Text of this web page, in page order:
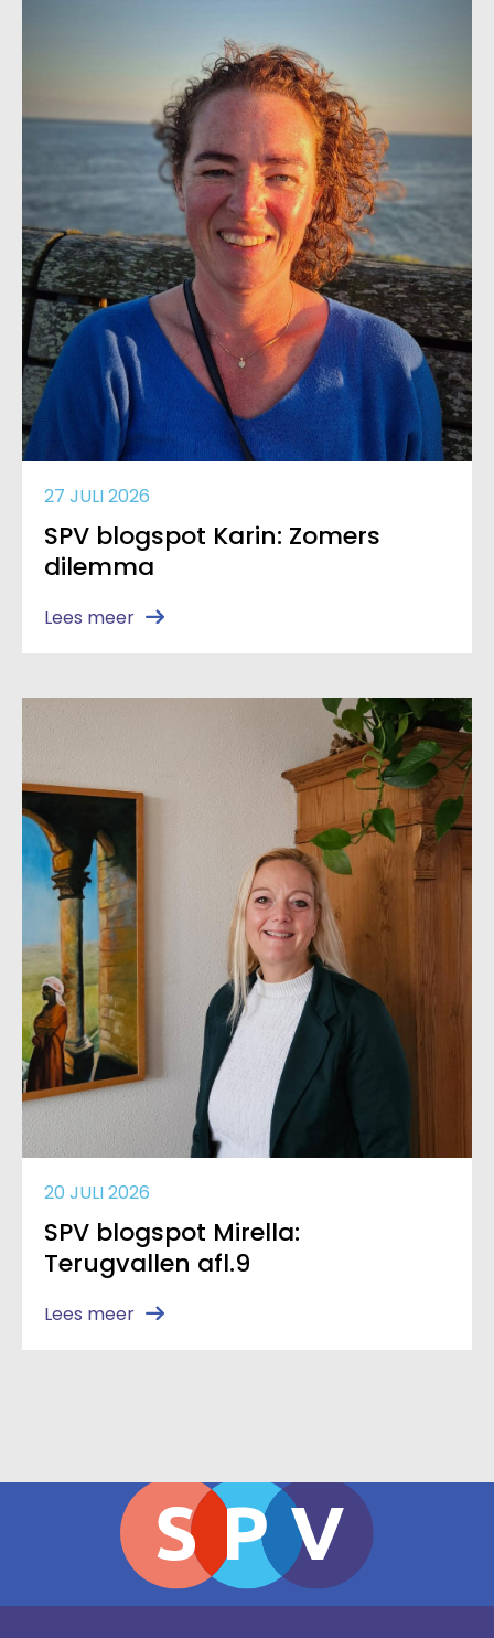
27 JULI 2026
SPV blogspot Karin: Zomers
dilemma
Lees meer
20 JULI 2026
SPV blogspot Mirella:
Terugvallen afl.9
Lees meer